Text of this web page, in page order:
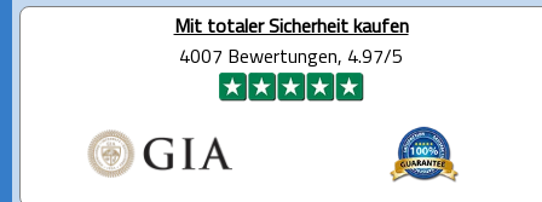
Mit totaler Sicherheit kaufen
4007 Bewertungen, 4.97/5